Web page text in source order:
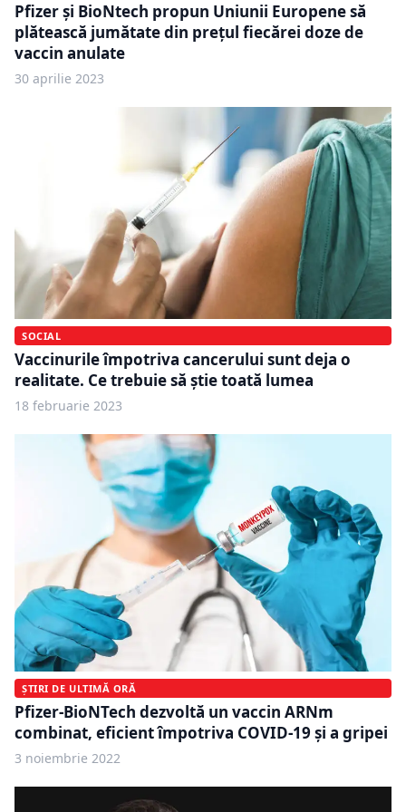
Pfizer și BioNtech propun Uniunii Europene să
plătească jumătate din prețul fiecărei doze de
vaccin anulate
30 aprilie 2023
SOCIAL
Vaccinurile împotriva cancerului sunt deja o
realitate. Ce trebuie să știe toată lumea
18 februarie 2023
ȘTIRI DE ULTIMĂ ORĂ
Pfizer-BioNTech dezvoltă un vaccin ARNm
combinat, eficient împotriva COVID-19 şi a gripei
3 noiembrie 2022